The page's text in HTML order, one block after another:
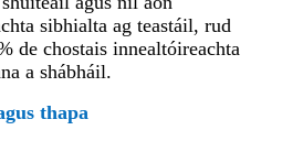
sibhialta ag teastáil, rud
de chostais innealtóireachta
a shábháil.
thapa